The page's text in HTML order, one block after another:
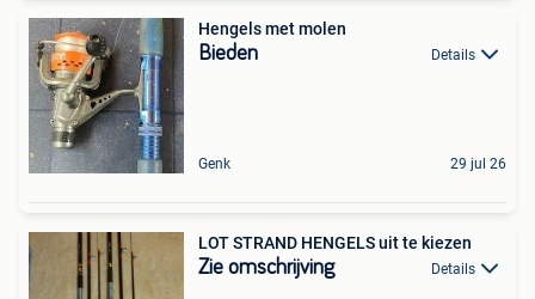
Hengels met molen
Bieden Details
Genk 29 jul 26
LOT STRAND HENGELS uit te kiezen
Zie omschrijving Details